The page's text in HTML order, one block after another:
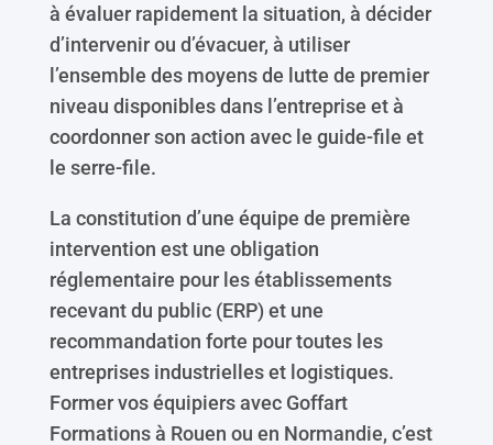
à évaluer rapidement la situation, à décider
d’intervenir ou d’évacuer, à utiliser
l’ensemble des moyens de lutte de premier
niveau disponibles dans l’entreprise et à
coordonner son action avec le guide-file et
le serre-file.
La constitution d’une équipe de première
intervention est une obligation
réglementaire pour les établissements
recevant du public (ERP) et une
recommandation forte pour toutes les
entreprises industrielles et logistiques.
Former vos équipiers avec Goffart
Formations à Rouen ou en Normandie, c’est